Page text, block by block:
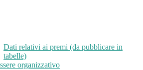
Dati relativi ai premi (da pubblicare in
tabelle)
organizzativo